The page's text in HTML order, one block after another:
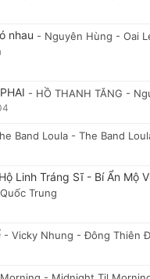
nhau - Nguyên Hùng - Oai
- HỒ THANH TĂNG -
Band Loula - The Band
Linh Tráng Sĩ - Bí Ẩn Mộ
Trung
- Vicky Nhung - Đông Thiên